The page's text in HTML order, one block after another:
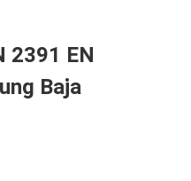
2391 EN
Baja